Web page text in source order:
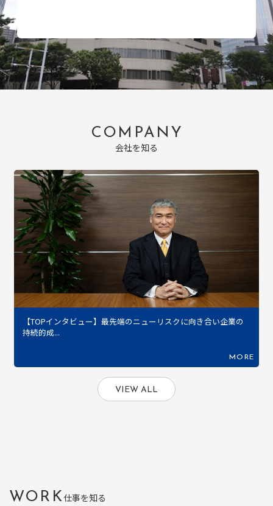
COMPANY
会社を知る
【TOPインタビュー】最先端のニューリスクに向き合い企業の
持続的成...
MORE
VIEW ALL
WORK仕事を知る